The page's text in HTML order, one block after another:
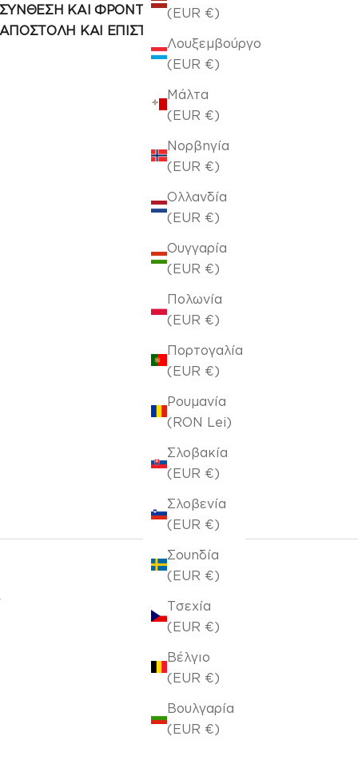
(EUR €)
Λουξεμβούργο
(EUR €)
Μάλτα
(EUR €)
Νορβηγία
(EUR €)
Ολλανδία
(EUR €)
Ουγγαρία
(EUR €)
Πολωνία
(EUR €)
Πορτογαλία
(EUR €)
Ρουμανία
(RON Lei)
Σλοβακία
(EUR €)
Σλοβενία
(EUR €)
Σουηδία
(EUR €)
Τσεχία
(EUR €)
Βέλγιο
(EUR €)
Βουλγαρία
(EUR €)
ΣΥΝΘΕΣΗ ΚΑΙ ΦΡΟΝΤΙΔΑ
ΑΠΟΣΤΟΛΗ ΚΑΙ ΕΠΙΣΤΡΟΦΗ